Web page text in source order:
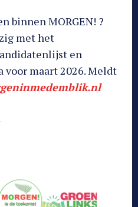
binnen MORGEN! ?
met het
en
maart 2026. Meldt